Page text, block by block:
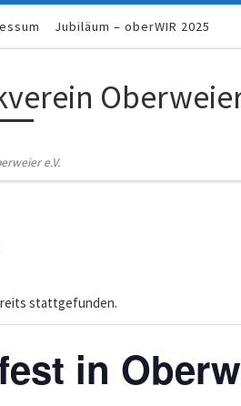
Jubiläum – oberWIR 2025
e.V.
stattgefunden.
in